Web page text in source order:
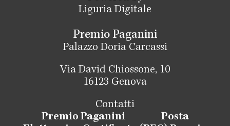
Liguria Digitale
Premio Paganini
Palazzo Doria Carcassi
Via David Chiossone, 10
16123 Genova
Contatti
Premio Paganini
Posta